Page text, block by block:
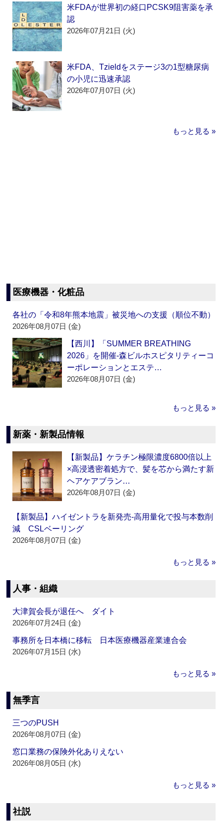
米FDAが世界初の経口PCSK9阻害薬を承
認
2026年07月21日 (火)
米FDA、Tzieldをステージ3の1型糖尿病
の小児に迅速承認
2026年07月07日 (火)
もっと見る »
医療機器・化粧品
各社の「令和8年熊本地震」被災地への支援（順位不動）
2026年08月07日 (金)
【西川】「SUMMER BREATHING
2026」を開催‐森ビルホスピタリティーコ
ーポレーションとエステ…
2026年08月07日 (金)
もっと見る »
新薬・新製品情報
【新製品】ケラチン極限濃度6800倍以上
×高浸透密着処方で、髪を芯から満たす新
ヘアケアブラン…
2026年08月07日 (金)
【新製品】ハイゼントラを新発売‐高用量化で投与本数削
減 CSLベーリング
2026年08月07日 (金)
もっと見る »
人事・組織
大津賀会長が退任へ ダイト
2026年07月24日 (金)
事務所を日本橋に移転 日本医療機器産業連合会
2026年07月15日 (水)
もっと見る »
無季言
三つのPUSH
2026年08月07日 (金)
窓口業務の保険外化ありえない
2026年08月05日 (水)
もっと見る »
社説